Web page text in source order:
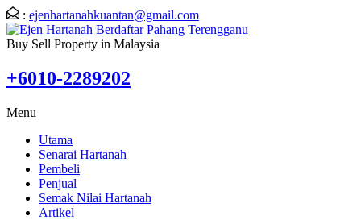
: ejenhartanahkuantan@gmail.com
Buy Sell Property in Malaysia
+6010-2289202
Menu
Utama
Senarai Hartanah
Pembeli
Penjual
Semak Nilai Hartanah
Artikel